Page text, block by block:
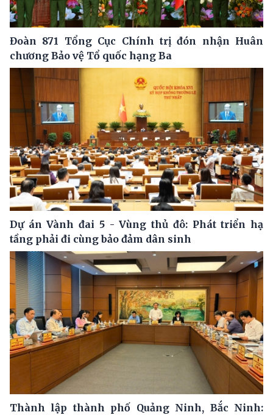
Đoàn 871 Tổng Cục Chính trị đón nhận Huân
chương Bảo vệ Tổ quốc hạng Ba
Dự án Vành đai 5 - Vùng thủ đô: Phát triển hạ
tầng phải đi cùng bảo đảm dân sinh
Thành lập thành phố Quảng Ninh, Bắc Ninh: